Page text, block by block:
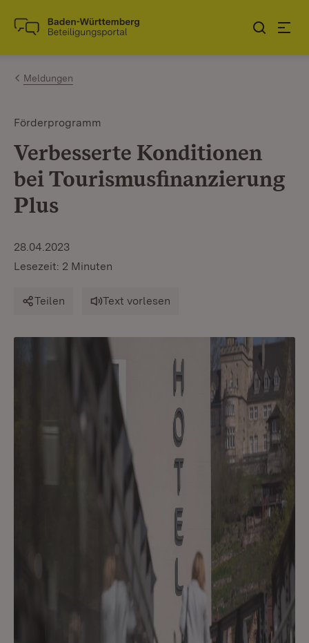
Zum Inhalt springen
Link zur Startseite
Meldungen
Förderprogramm
Verbesserte Konditionen
bei Tourismusfinanzierung
Plus
28.04.2023
Lesezeit: 2 Minuten
Teilen Text vorlesen